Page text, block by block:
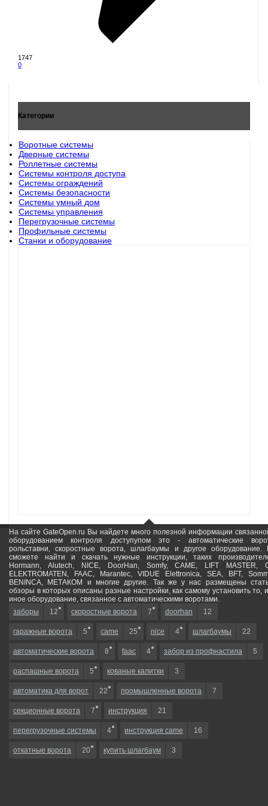
1747
0
Категории
Воротные системы
Дверные системы
Роллетные системы
Системы контроля доступа
Системы ограждений
Системы безопасности
Системы умный дом
Системы управления
Перегрузочные системы
Профильные системы
Станки и оборудование
На сайте GateOpen.ru Вы найдете много полезной информации
оборудованием контроля доступупом это - автоматические
рольставни, скоростные ворота, шлагбаумы и другое оборудование.
сможете найти и скачать нужные инструкции, таких
Hormann, Alutech, NICE, DoorHan, Somfy, САМЕ, LIFT MASTER,
ELEKTROMATEN, FAAC, Marantec, VIDUE Elettronica, SEA, BFT,
BENINCA, МЕТАКОМ и многие другие. Так же у нас размещены
обзоры в которых описаны разные настройки, как самому установить то,
иное оборудование, связанное с автоматическими воротами.
заборы
12 скоростные ворота 7 doorhan 12
гаражные ворота 5 came 25 nice 4 шлагбаумы 22
автоматические ворота 8 faac 4 забор из профнастила 5
распашные ворота 5 кованые калитки 3
автоматика для ворот 22 промышленные ворота 7
секционные ворота 7 инструкция 21
перегрузочные системы 4 инструкция came 16
откатные ворота 20 купить шлагбаум 3